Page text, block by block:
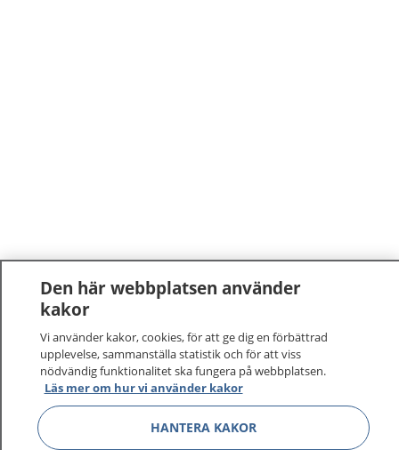
1177–tryggt om din hälsa och vård
På 1177.se får du råd om hälsa och information om
Den här webbplatsen använder
kakor
Vi använder kakor, cookies, för att ge dig en förbättrad
upplevelse, sammanställa statistik och för att viss
nödvändig funktionalitet ska fungera på webbplatsen.
Läs mer om hur vi använder kakor
HANTERA KAKOR